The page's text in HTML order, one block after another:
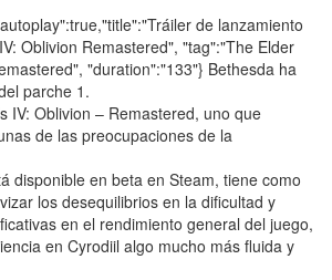
de lanzamiento
Oblivion Remastered", "tag":"The Elder
"duration":"133"} Bethesda ha
parche 1.
IV: Oblivion – Remastered, uno que
de las preocupaciones de la
disponible en beta en Steam, tiene como
los desequilibrios en la dificultad y
en el rendimiento general del juego,
en Cyrodiil algo mucho más fluida y